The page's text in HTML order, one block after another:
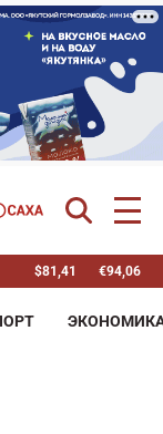
$81,41 €94,06